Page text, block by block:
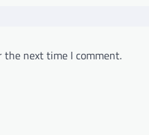
the next time I comment.